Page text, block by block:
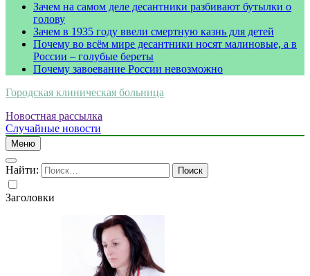
Зачем на самом деле десантники разбивают бутылки о
голову
Зачем в 1935 году ввели смертную казнь для детей
Почему во всём мире десантники носят малиновые, а в
России – голубые береты
Почему завоевание России невозможно
Городская клиническая больница
Новостная рассылка
Случайные новости
Меню
Найти:
Заголовки